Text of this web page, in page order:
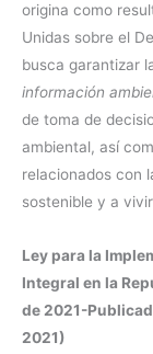
origina como
Unidas sobre el
busca garantizar
información
de toma de
ambiental, así
relacionados con
sostenible y a
Ley para la
Integral en la
de 2021-
2021)